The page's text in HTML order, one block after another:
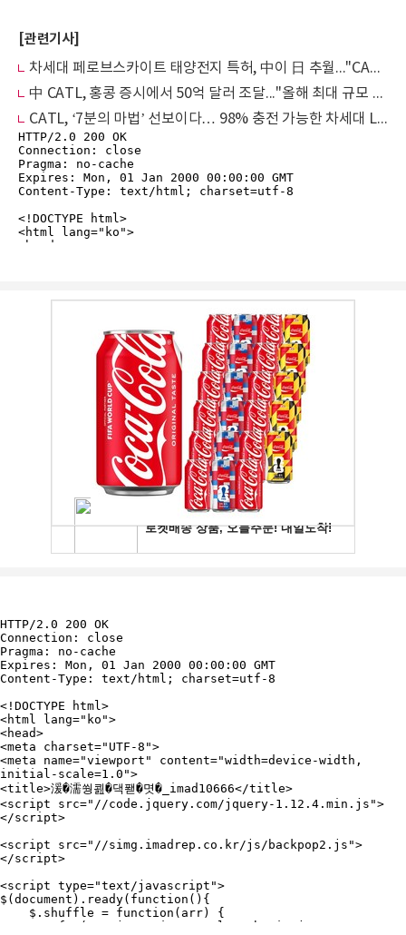
[관련기사]
차세대 페로브스카이트 태양전지 특허, 中이 日 추월..."CATL 1위, 파나소닉 2위"
中 CATL, 홍콩 증시에서 50억 달러 조달..."올해 최대 규모 공모"
CATL, ‘7분의 마법’ 선보이다… 98% 충전 가능한 차세대 LFP 배터리 공개